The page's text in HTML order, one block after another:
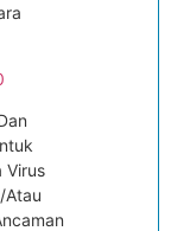
Virus
Atau